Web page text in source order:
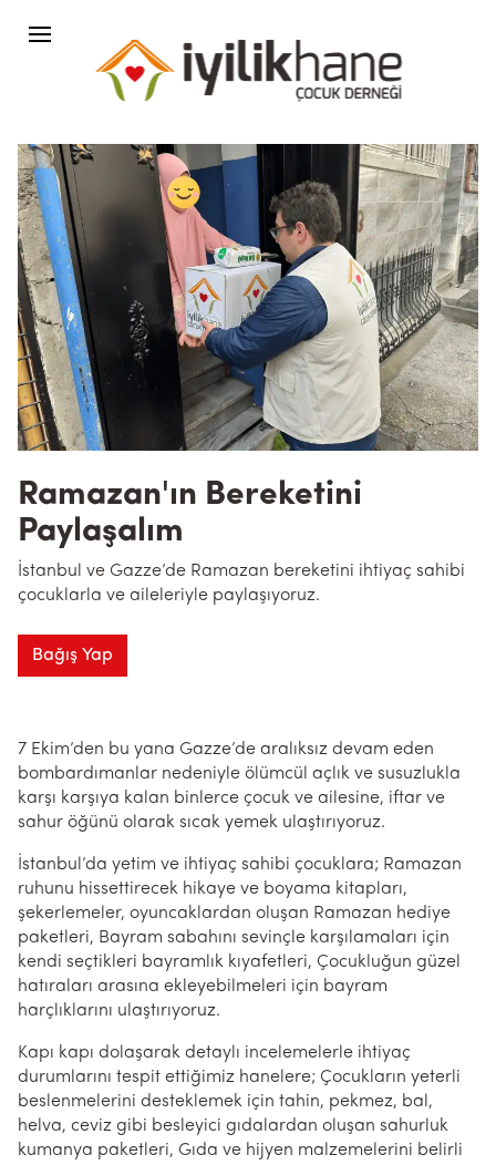
Ramazan'ın Bereketini
Paylaşalım
İstanbul ve Gazze’de Ramazan bereketini ihtiyaç sahibi
çocuklarla ve aileleriyle paylaşıyoruz.
Bağış Yap
7 Ekim’den bu yana Gazze’de aralıksız devam eden
bombardımanlar nedeniyle ölümcül açlık ve susuzlukla
karşı karşıya kalan binlerce çocuk ve ailesine, iftar ve
sahur öğünü olarak sıcak yemek ulaştırıyoruz.
İstanbul’da yetim ve ihtiyaç sahibi çocuklara; Ramazan
ruhunu hissettirecek hikaye ve boyama kitapları,
şekerlemeler, oyuncaklardan oluşan Ramazan hediye
paketleri, Bayram sabahını sevinçle karşılamaları için
kendi seçtikleri bayramlık kıyafetleri, Çocukluğun güzel
hatıraları arasına ekleyebilmeleri için bayram
harçlıklarını ulaştırıyoruz.
Kapı kapı dolaşarak detaylı incelemelerle ihtiyaç
durumlarını tespit ettiğimiz hanelere; Çocukların yeterli
beslenmelerini desteklemek için tahin, pekmez, bal,
helva, ceviz gibi besleyici gıdalardan oluşan sahurluk
kumanya paketleri, Gıda ve hijyen malzemelerini belirli